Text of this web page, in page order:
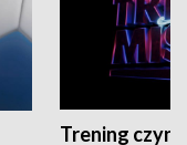
Trening czyni